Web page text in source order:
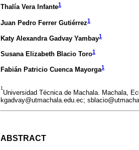
Thalía Vera Infante1
Juan Pedro Ferrer Gutiérrez1
Katy Alexandra Gadvay Yambay1
Susana Elizabeth Blacio Toro1
Fabián Patricio Cuenca Mayorga1
1
Universidad Técnica de Machala. Machala,
kgadvay@utmachala.edu.ec;
ABSTRACT